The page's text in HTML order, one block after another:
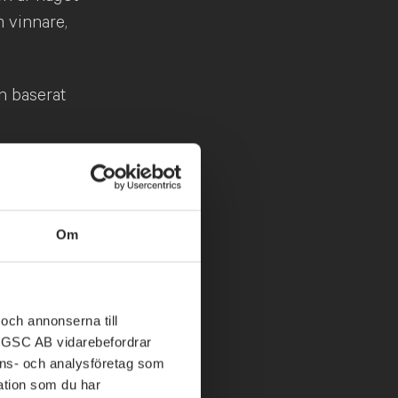
Om
annonserna till
AB vidarebefordrar
och analysföretag som
som du har
vinnare,
baserat